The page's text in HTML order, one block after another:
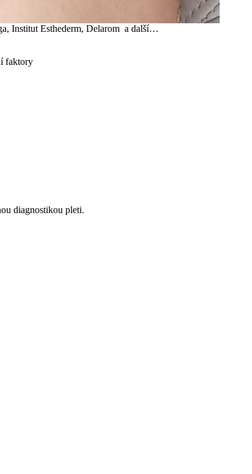
Institut Esthederm, Delarom a další…
faktory
diagnostikou pleti.